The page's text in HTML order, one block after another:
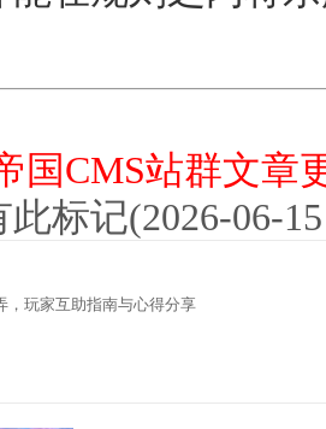
国CMS站群文章
标记(2026-06-
，玩家互助指南与心得分享